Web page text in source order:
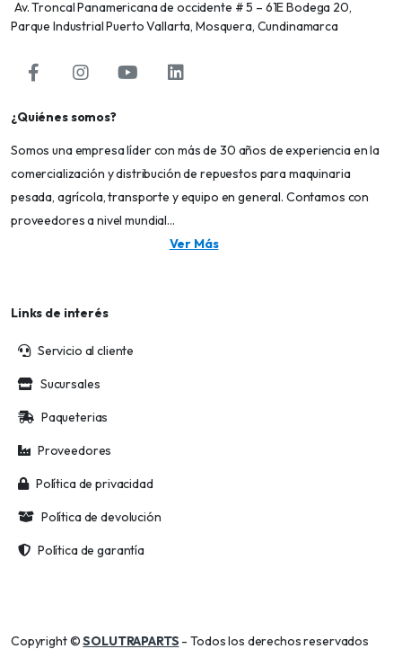
Av. Troncal Panamericana de occidente # 5 – 61E Bodega 20,
Parque Industrial Puerto Vallarta, Mosquera, Cundinamarca
¿Quiénes somos?
Somos una empresa líder con más de 30 años de experiencia en la
comercialización y distribución de repuestos para maquinaria
pesada, agrícola, transporte y equipo en general. Contamos con
proveedores a nivel mundial...
Ver Más
Links de interés
Servicio al cliente
Sucursales
Paqueterias
Proveedores
Política de privacidad
Política de devolución
Política de garantía
Copyright ©SOLUTRAPARTS - Todos los derechos reservados